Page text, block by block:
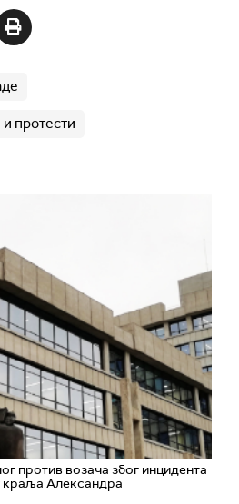
протести
против возача због инцидента
краља Александра